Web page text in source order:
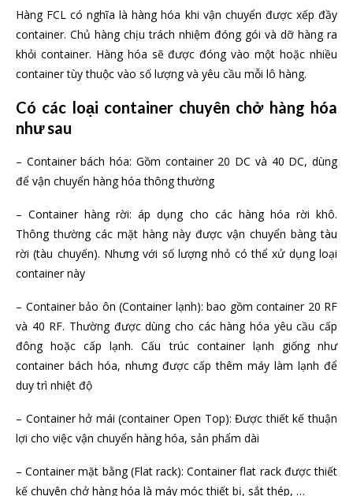
Hàng FCL có nghĩa là hàng hóa khi vận chuyển được xếp đầy
container. Chủ hàng chịu trách nhiệm đóng gói và dỡ hàng ra
khỏi container. Hàng hóa sẽ được đóng vào một hoặc nhiều
container tùy thuộc vào số lượng và yêu cầu mỗi lô hàng.
Có các loại container chuyên chở hàng hóa
như sau
– Container bách hóa: Gồm container 20 DC và 40 DC, dùng
để vận chuyển hàng hóa thông thường
– Container hàng rời: áp dụng cho các hàng hóa rời khô.
Thông thường các mặt hàng này được vận chuyển bàng tàu
rời (tàu chuyến). Nhưng với số lượng nhỏ có thể xử dụng loại
container này
– Container bảo ôn (Container lạnh): bao gồm container 20 RF
và 40 RF. Thường được dùng cho các hàng hóa yêu cầu cấp
đông hoặc cấp lạnh. Cấu trúc container lạnh giống như
container bách hóa, nhưng được cấp thêm máy làm lạnh để
duy trì nhiệt độ
– Container hở mái (container Open Top): Được thiết kế thuận
lợi cho việc vận chuyển hàng hóa, sản phẩm dài
– Container mặt bằng (Flat rack): Container flat rack được thiết
kế chuyên chở hàng hóa là máy móc thiết bị, sắt thép, …